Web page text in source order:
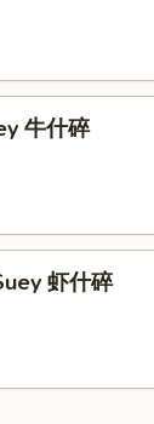
牛什碎
虾什碎